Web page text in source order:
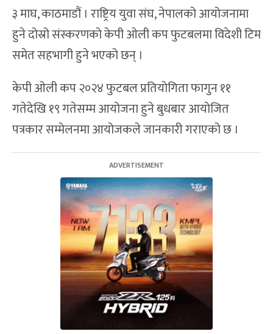
३ माघ, काठमाडौं । राष्ट्रिय युवा संघ, नेपालको आयोजनामा
हुने दोस्रो संस्करणको केपी ओली कप फुटबलमा विदेशी टिम
समेत सहभागी हुने भएको छन् ।
केपी ओली कप २०२४ फुटबल प्रतियोगिता फागुन ११
गतेदेखि १९ गतेसम्म आयोजना हुने बुधबार आयोजित
पत्रकार सम्मेलनमा आयोजकले जानकारी गराएको छ ।